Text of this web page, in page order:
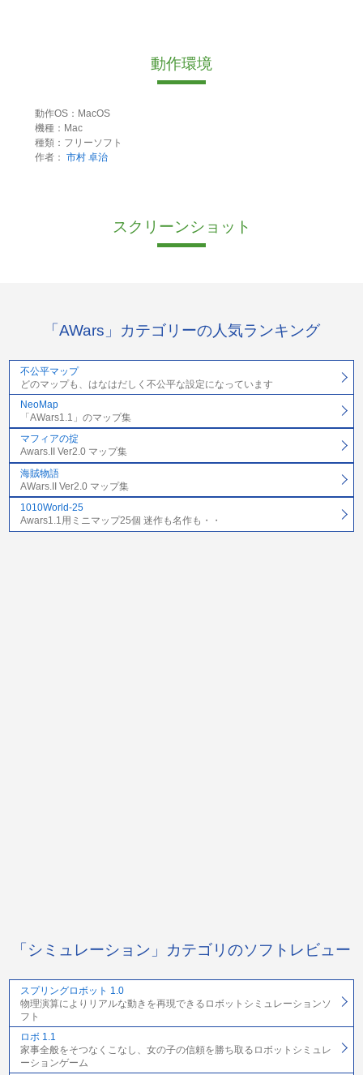
動作環境
動作OS：MacOS
機種：Mac
種類：フリーソフト
作者： 市村 卓治
スクリーンショット
「AWars」カテゴリーの人気ランキング
不公平マップ
どのマップも、はなはだしく不公平な設定になっています
NeoMap
「AWars1.1」のマップ集
マフィアの掟
Awars.II Ver2.0 マップ集
海賊物語
AWars.II Ver2.0 マップ集
1010World-25
Awars1.1用ミニマップ25個 迷作も名作も・・
「シミュレーション」カテゴリのソフトレビュー
スプリングロボット 1.0
物理演算によりリアルな動きを再現できるロボットシミュレーションソ
フト
ロボ 1.1
家事全般をそつなくこなし、女の子の信頼を勝ち取るロボットシミュレ
ーションゲーム